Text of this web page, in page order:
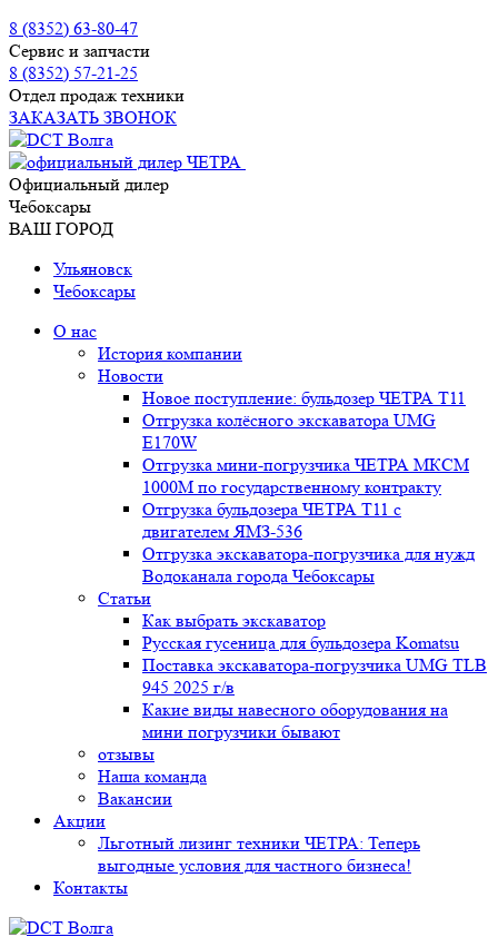
8 (8352) 63-80-47
Сервис и запчасти
8 (8352) 57-21-25
Отдел продаж техники
ЗАКАЗАТЬ ЗВОНОК
Официальный дилер
Чебоксары
ВАШ ГОРОД
Ульяновск
Чебоксары
О нас
История компании
Новости
Новое поступление: бульдозер ЧЕТРА Т11
Отгрузка колёсного экскаватора UMG
E170W
Отгрузка мини-погрузчика ЧЕТРА МКСМ
1000М по государственному контракту
Отгрузка бульдозера ЧЕТРА Т11 с
двигателем ЯМЗ-536
Отгрузка экскаватора-погрузчика для нужд
Водоканала города Чебоксары
Статьи
Как выбрать экскаватор
Русская гусеница для бульдозера Komatsu
Поставка экскаватора-погрузчика UMG TLB
945 2025 г/в
Какие виды навесного оборудования на
мини погрузчики бывают
отзывы
Наша команда
Вакансии
Акции
Льготный лизинг техники ЧЕТРА: Теперь
выгодные условия для частного бизнеса!
Контакты